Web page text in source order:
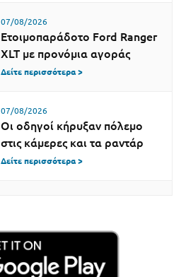
07/08/2026
Ετοιμοπαράδοτο Ford Ranger
XLT με προνόμια αγοράς
Δείτε περισσότερα >
07/08/2026
Οι οδηγοί κήρυξαν πόλεμο
στις κάμερες και τα ραντάρ
Δείτε περισσότερα >